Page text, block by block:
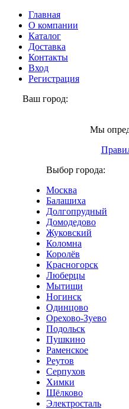
Главная
О компании
Каталог
Доставка
Контакты
Вход
Регистрация
Ваш город:
Мы
Выбор города:
Москва
Балашиха
Долгопрудный
Домодедово
Жуковский
Коломна
Королёв
Красногорск
Люберцы
Мытищи
Ногинск
Одинцово
Орехово-Зуево
Подольск
Пушкино
Раменское
Реутов
Серпухов
Химки
Щёлково
Электросталь